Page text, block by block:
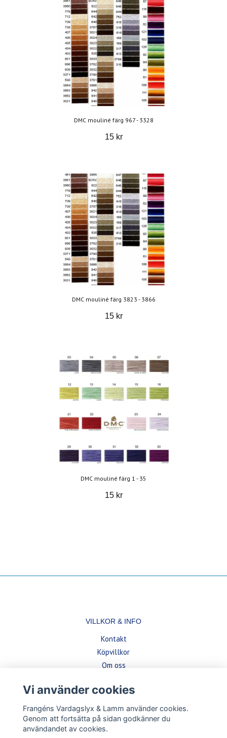
DMC mouliné färg 967 - 3328
15 kr
DMC mouliné färg 3823 - 3866
15 kr
DMC mouliné färg 1 - 35
15 kr
VILLKOR & INFO
Kontakt
Köpvillkor
Om oss
BETALSÄTT
Vi använder cookies
Frangéns Vardagslyx & Lamm använder cookies.
Genom att fortsätta på sidan godkänner du
användandet av cookies.